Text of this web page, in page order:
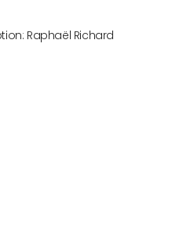
Raphaël Richard